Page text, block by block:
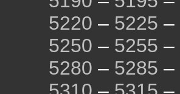
5220 – 5225 –
5250 – 5255 –
5280 – 5285 –